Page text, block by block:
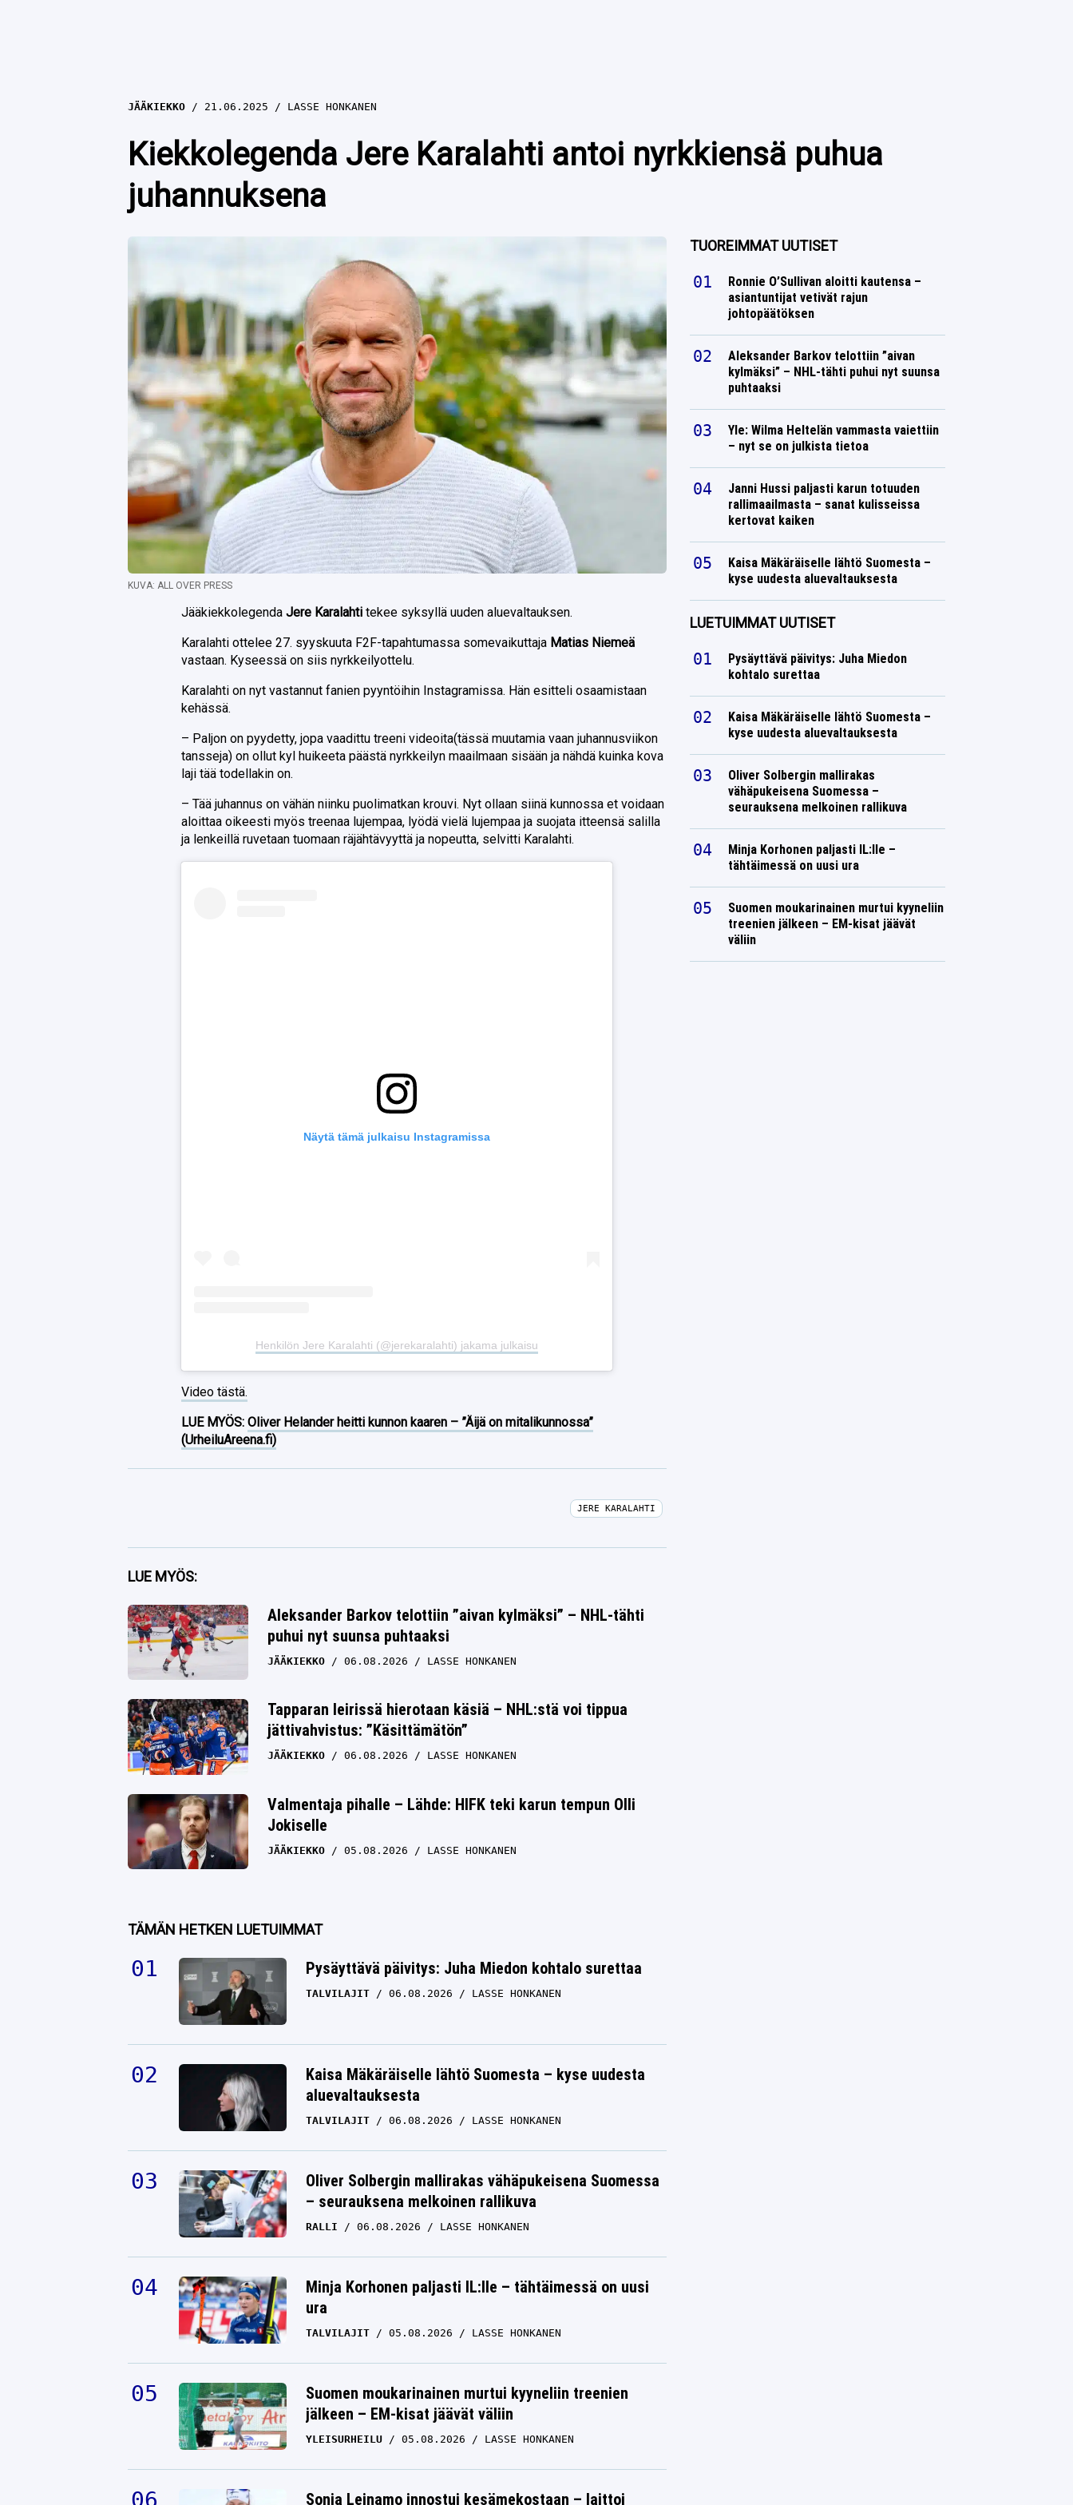
JÄÄKIEKKO 21.06.2025 LASSE HONKANEN
Kiekkolegenda Jere Karalahti antoi nyrkkiensä puhua
juhannuksena
KUVA: ALL OVER PRESS
JääkiekkolegendaJere Karalahtitekee syksyllä uuden aluevaltauksen.
Karalahti ottelee 27. syyskuuta F2F-tapahtumassa somevaikuttaja Matias Niemeä
vastaan. Kyseessä on siis nyrkkeilyottelu.
Karalahti on nyt vastannut fanien pyyntöihin Instagramissa. Hän esitteli osaamistaan
kehässä.
– Paljon on pyydetty, jopa vaadittu treeni videoita(tässä muutamia vaan juhannusviikon
tansseja) on ollut kyl huikeeta päästä nyrkkeilyn maailmaan sisään ja nähdä kuinka kova
laji tää todellakin on.
– Tää juhannus on vähän niinku puolimatkan krouvi. Nyt ollaan siinä kunnossa et voidaan
aloittaa oikeesti myös treenaa lujempaa, lyödä vielä lujempaa ja suojata itteensä salilla
ja lenkeillä ruvetaan tuomaan räjähtävyyttä ja nopeutta, selvitti Karalahti.
Näytä tämä julkaisu Instagramissa
Henkilön Jere Karalahti (@jerekaralahti) jakama julkaisu
Video tästä.
LUE MYÖS:Oliver Helander heitti kunnon kaaren – ”Äijä on mitalikunnossa”
(UrheiluAreena.fi)
Facebook
Twitter
Whatsapp
JERE KARALAHTI
LUE MYÖS:
Aleksander Barkov telottiin ”aivan kylmäksi” – NHL-tähti
puhui nyt suunsa puhtaaksi
JÄÄKIEKKO 06.08.2026 LASSE HONKANEN
Tapparan leirissä hierotaan käsiä – NHL:stä voi tippua
jättivahvistus: ”Käsittämätön”
JÄÄKIEKKO 06.08.2026 LASSE HONKANEN
Valmentaja pihalle – Lähde: HIFK teki karun tempun Olli
Jokiselle
JÄÄKIEKKO 05.08.2026 LASSE HONKANEN
TÄMÄN HETKEN LUETUIMMAT
Pysäyttävä päivitys: Juha Miedon kohtalo surettaa
TALVILAJIT 06.08.2026 LASSE HONKANEN
Kaisa Mäkäräiselle lähtö Suomesta – kyse uudesta
aluevaltauksesta
TALVILAJIT 06.08.2026 LASSE HONKANEN
Oliver Solbergin mallirakas vähäpukeisena Suomessa
– seurauksena melkoinen rallikuva
RALLI 06.08.2026 LASSE HONKANEN
Minja Korhonen paljasti IL:lle – tähtäimessä on uusi
ura
TALVILAJIT 05.08.2026 LASSE HONKANEN
Suomen moukarinainen murtui kyyneliin treenien
jälkeen – EM-kisat jäävät väliin
YLEISURHEILU 05.08.2026 LASSE HONKANEN
Sonja Leinamo innostui kesämekostaan – laittoi
TUOREIMMAT UUTISET
Ronnie O’Sullivan aloitti kautensa –
asiantuntijat vetivät rajun
johtopäätöksen
Aleksander Barkov telottiin ”aivan
kylmäksi” – NHL-tähti puhui nyt suunsa
puhtaaksi
Yle: Wilma Heltelän vammasta vaiettiin
– nyt se on julkista tietoa
Janni Hussi paljasti karun totuuden
rallimaailmasta – sanat kulisseissa
kertovat kaiken
Kaisa Mäkäräiselle lähtö Suomesta –
kyse uudesta aluevaltauksesta
LUETUIMMAT UUTISET
Pysäyttävä päivitys: Juha Miedon
kohtalo surettaa
Kaisa Mäkäräiselle lähtö Suomesta –
kyse uudesta aluevaltauksesta
Oliver Solbergin mallirakas
vähäpukeisena Suomessa –
seurauksena melkoinen rallikuva
Minja Korhonen paljasti IL:lle –
tähtäimessä on uusi ura
Suomen moukarinainen murtui kyyneliin
treenien jälkeen – EM-kisat jäävät
väliin